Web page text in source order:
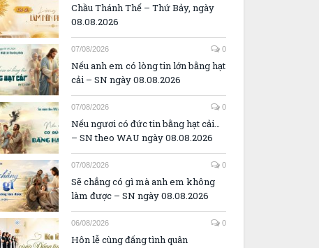
Chầu Thánh Thể – Thứ Bảy, ngày
08.08.2026
07/08/2026 0
Nếu anh em có lòng tin lớn bằng hạt
cải – SN ngày 08.08.2026
07/08/2026 0
Nếu ngươi có đức tin bằng hạt cải…
– SN theo WAU ngày 08.08.2026
07/08/2026 0
Sẽ chẳng có gì mà anh em không
làm được – SN ngày 08.08.2026
06/08/2026 0
Hôn lễ cùng đấng tình quân